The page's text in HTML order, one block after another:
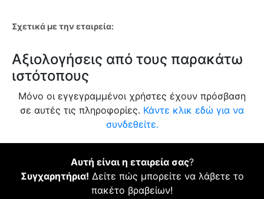
Σχετικά με την εταιρεία:
Αξιολογήσεις από τους παρακάτω
ιστότοπους
Μόνο οι εγγεγραμμένοι χρήστες έχουν πρόσβαση
σε αυτές τις πληροφορίες. Κάντε κλικ εδώ για να
συνδεθείτε.
Αυτή είναι η εταιρεία σας?
Συγχαρητήρια! Δείτε πώς μπορείτε να λάβετε το
πακέτο βραβείων!